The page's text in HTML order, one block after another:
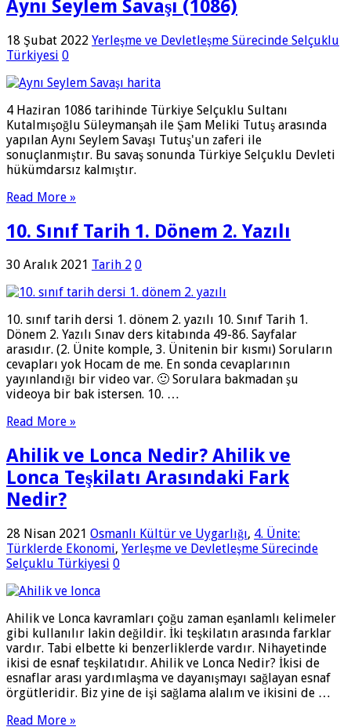
Aynı Seylem Savaşı (1086)
18 Şubat 2022 Yerleşme ve Devletleşme Sürecinde Selçuklu
Türkiyesi 0
4 Haziran 1086 tarihinde Türkiye Selçuklu Sultanı
Kutalmışoğlu Süleymanşah ile Şam Meliki Tutuş arasında
yapılan Aynı Seylem Savaşı Tutuş'un zaferi ile
sonuçlanmıştır. Bu savaş sonunda Türkiye Selçuklu Devleti
hükümdarsız kalmıştır.
Read More »
10. Sınıf Tarih 1. Dönem 2. Yazılı
30 Aralık 2021 Tarih 2 0
10. sınıf tarih dersi 1. dönem 2. yazılı 10. Sınıf Tarih 1.
Dönem 2. Yazılı Sınav ders kitabında 49-86. Sayfalar
arasıdır. (2. Ünite komple, 3. Ünitenin bir kısmı) Soruların
cevapları yok Hocam de me. En sonda cevaplarının
yayınlandığı bir video var. 🙂 Sorulara bakmadan şu
videoya bir bak istersen. 10. …
Read More »
Ahilik ve Lonca Nedir? Ahilik ve
Lonca Teşkilatı Arasındaki Fark
Nedir?
28 Nisan 2021 Osmanlı Kültür ve Uygarlığı, 4. Ünite:
Türklerde Ekonomi, Yerleşme ve Devletleşme Sürecinde
Selçuklu Türkiyesi 0
Ahilik ve Lonca kavramları çoğu zaman eşanlamlı kelimeler
gibi kullanılır lakin değildir. İki teşkilatın arasında farklar
vardır. Tabi elbette ki benzerliklerde vardır. Nihayetinde
ikisi de esnaf teşkilatıdır. Ahilik ve Lonca Nedir? İkisi de
esnaflar arası yardımlaşma ve dayanışmayı sağlayan esnaf
örgütleridir. Biz yine de işi sağlama alalım ve ikisini de …
Read More »